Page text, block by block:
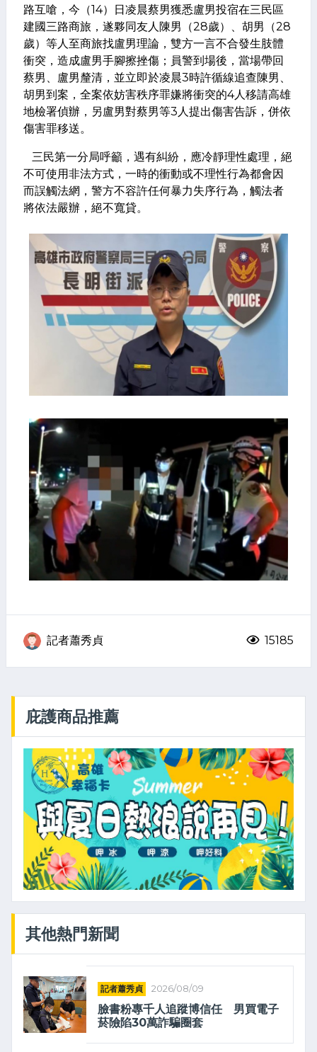
路互嗆，今（14）日凌晨蔡男獲悉盧男投宿在三民區
建國三路商旅，遂夥同友人陳男（28歲）、胡男（28
歲）等人至商旅找盧男理論，雙方一言不合發生肢體
衝突，造成盧男手腳擦挫傷；員警到場後，當場帶回
蔡男、盧男釐清，並立即於凌晨3時許循線追查陳男、
胡男到案，全案依妨害秩序罪嫌將衝突的4人移請高雄
地檢署偵辦，另盧男對蔡男等3人提出傷害告訴，併依
傷害罪移送。
三民第一分局呼籲，遇有糾紛，應冷靜理性處理，絕
不可使用非法方式，一時的衝動或不理性行為都會因
而誤觸法網，警方不容許任何暴力失序行為，觸法者
將依法嚴辦，絕不寬貸。
記者蕭秀貞 15185
庇護商品推薦
其他熱門新聞
記者蕭秀貞 2026/08/09
臉書粉專千人追蹤博信任 男買電子
菸險陷30萬詐騙圈套